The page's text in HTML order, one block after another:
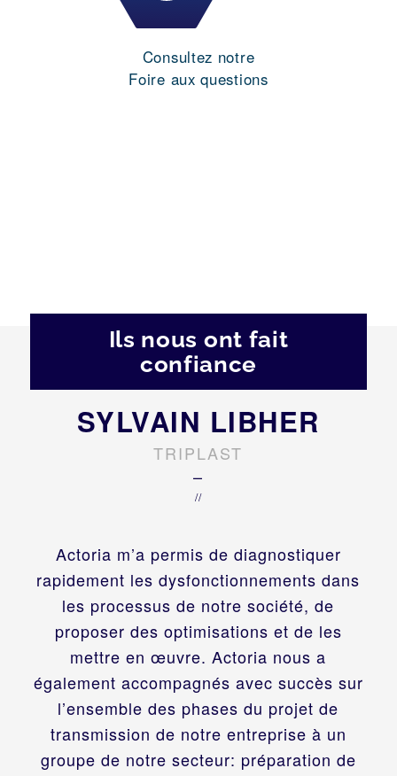
Consultez notre
Foire aux questions
Ils nous ont fait
confiance
Actoria m’a permis de diagnostiquer
rapidement les dysfonctionnements dans
les processus de notre société, de
proposer des optimisations et de les
mettre en œuvre. Actoria nous a
également accompagnés avec succès sur
l’ensemble des phases du projet de
transmission de notre entreprise à un
groupe de notre secteur: préparation de
SYLVAIN LIBHER
TRIPLAST
–
//